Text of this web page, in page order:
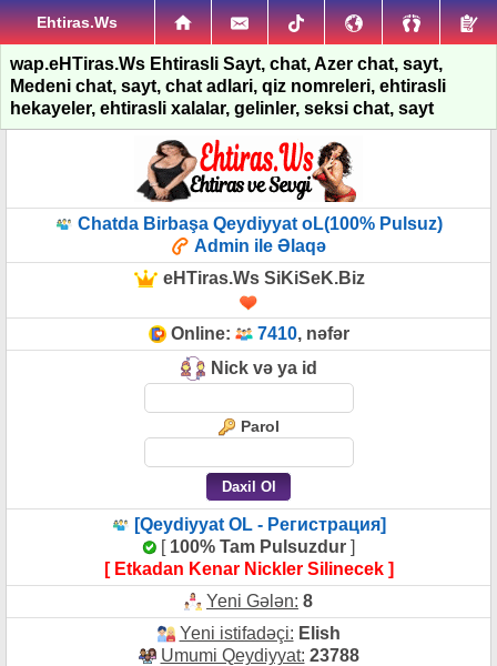
Ehtiras.Ws
wap.eHTiras.Ws Ehtirasli Sayt, chat, Azer chat, sayt,
Medeni chat, sayt, chat adlari, qiz nomreleri, ehtirasli
hekayeler, ehtirasli xalalar, gelinler, seksi chat, sayt
Chatda Birbaşa Qeydiyyat oL(100% Pulsuz)
Admin ile Əlaqə
eHTiras.Ws SiKiSeK.Biz
Online: 7410, nəfər
Nick və ya id
Parol
[Qeydiyyat OL - Регистрация]
[ 100% Tam Pulsuzdur ]
[ Etkadan Kenar Nickler Silinecek ]
Yeni Gələn: 8
Yeni istifadəçi: Elish
Umumi Qeydiyyat: 23788